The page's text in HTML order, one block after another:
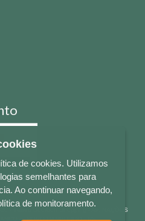
- Térreo Bourbon Shopping - AV. NAÇÕES
- - NOVO HAMBURGO - RS
de cookies. Utilizamos
semelhantes para
Ao continuar navegando,
de monitoramento.